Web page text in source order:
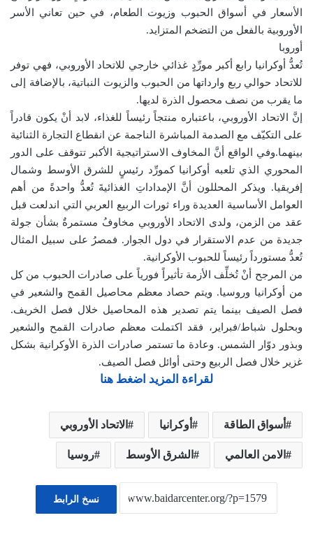
الأسعار في أسواق الحبوب وزيوت الطعام، في حين تعاني الأسر
الأوروبية بالفعل من التضخم المتزايد.
أوروبا
تُعدُّ أوكرانيا رابع أكبر مورِّدٍ غذائي خارجي للاتحاد الأوروبي، فهي توفر
للاتحاد حوالي ربع وارداتها من الحبوب والزيوت النباتية، بالإضافة إلى
ما يقرب من نصف محصول الذرة لديها.
إنَّ الاتحاد الأوروبي، باعتباره منتجاً رئيساً للغذاء، لابد أنْ يكون قادراً
على التكيّف مع الصدمة المباشرة الناجمة عن انقطاع التجارة الثنائية
بينهما.وفي الواقع أنَّ المخاوف الاستراتيجية الأكبر تتوقف على الدور
المحوري الذي تلعبه أوكرانيا كمورِّد رئيسٍ للشرق الأوسط وشمال
إفريقيا. ويذكر المحللون أنَّ الإمداداتِ الغذائيةَ تُعدُّ واحدةً من أهم
العوامل الأساسية العديدة وراء ثورات الربيع العربي التي اندلعت قبل
عقد من الزمن، ولدى الاتحاد الأوروبي مخاوفُ مستمرةٌ بشأن جولة
جديدة من عدم الاستقرار في دول الجوار. فمصرُ على سبيل المثال
تُعدُّ مستورداً رئيساً للحبوب الأوكرانية.
من المرجح أنْ تُخلِّف الأزمة تأثيراً فورياً على صادرات الحبوب من كل
من أوكرانيا وروسيا. ويتم حصاد معظم محاصيل القمح والشعير في
فصل الصيف بينما يتم تصدير هذه المحاصيل خلال فصل الخريف.
وبحلول شباط/فبراير، فقد اكتملت معظم صادرات القمح والشعير
وبذور دوّار الشمس. وعادة ما تستمر صادرات الذرة الأوكرانية بشكل
غزير خلال فصل الربيع وحتى أوائل فصل الصيف.
لقراءة المزيد اضغط هنا
أسواق الطاقة أوكرانيا الاتحاد الأوروبي
الامن العالمي الشرق الأوسط روسيا
نسخ الرابط